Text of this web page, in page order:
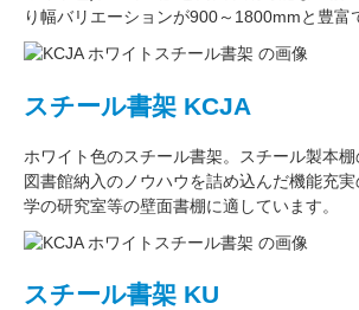
り幅バリエーションが900～1800mmと豊富
スチール書架 KCJA
ホワイト色のスチール書架。スチール製本棚
図書館納入のノウハウを詰め込んだ機能充実
学の研究室等の壁面書棚に適しています。
スチール書架 KU